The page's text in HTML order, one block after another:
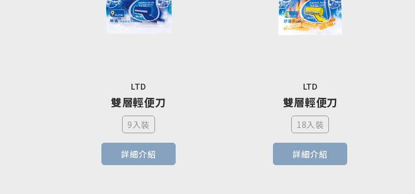
LTD
雙層輕便刀
9入裝
詳細介紹
LTD
雙層輕便刀
18入裝
詳細介紹